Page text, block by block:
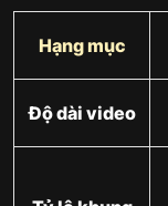
Hạng mục
Độ dài video